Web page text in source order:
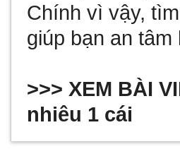
Chính vì vậy,
giúp bạn an tâm
>>> XEM BÀI
nhiêu 1 cái